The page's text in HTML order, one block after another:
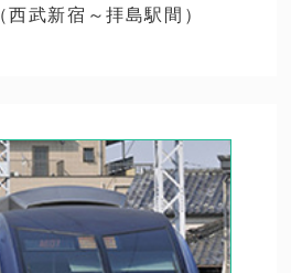
（西武新宿～拝島駅間）